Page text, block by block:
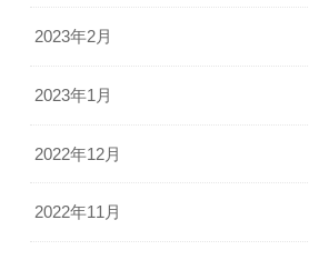
2023年2月
2023年1月
2022年12月
2022年11月